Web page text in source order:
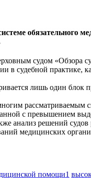
судом «Обзора
в судебной
лишь один
рассматриваемым
с превышением
анализ решений
медицинских
помощи1